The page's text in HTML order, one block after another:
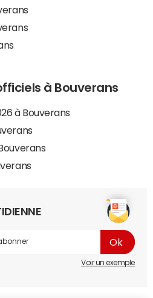
à Bouverans
à Bouverans
Voir un exemple